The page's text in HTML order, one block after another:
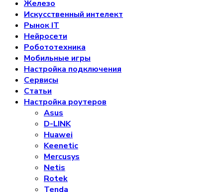
Железо
Искусственный интелект
Рынок IT
Нейросети
Робототехника
Мобильные игры
Настройка подключения
Сервисы
Статьи
Настройка роутеров
Asus
D-LINK
Huawei
Keenetic
Mercusys
Netis
Rotek
Tenda